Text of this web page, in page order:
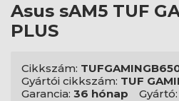
Asus sAM5 TUF
PLUS
Cikkszám:
Gyártói cikkszám: TUF
Garancia: 36 hónap Gyártó: